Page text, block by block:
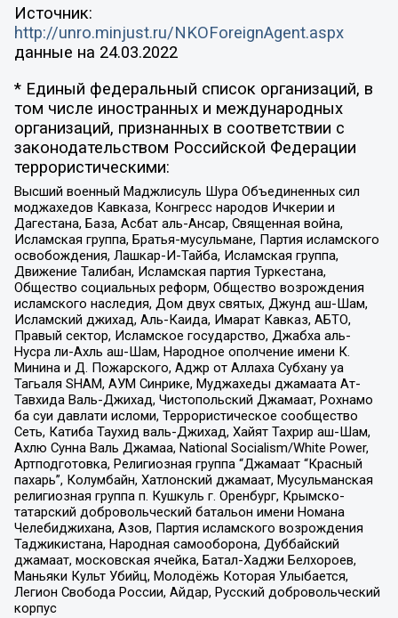
Источник:
http://unro.minjust.ru/NKOForeignAgent.aspx
данные на 24.03.2022
* Единый федеральный список организаций, в
том числе иностранных и международных
организаций, признанных в соответствии с
законодательством Российской Федерации
террористическими:
Высший военный Маджлисуль Шура Объединенных сил
моджахедов Кавказа, Конгресс народов Ичкерии и
Дагестана, База, Асбат аль-Ансар, Священная война,
Исламская группа, Братья-мусульмане, Партия исламского
освобождения, Лашкар-И-Тайба, Исламская группа,
Движение Талибан, Исламская партия Туркестана,
Общество социальных реформ, Общество возрождения
исламского наследия, Дом двух святых, Джунд аш-Шам,
Исламский джихад, Аль-Каида, Имарат Кавказ, АБТО,
Правый сектор, Исламское государство, Джабха аль-
Нусра ли-Ахль аш-Шам, Народное ополчение имени К.
Минина и Д. Пожарского, Аджр от Аллаха Субхану уа
Тагьаля SHAM, АУМ Синрике, Муджахеды джамаата Ат-
Тавхида Валь-Джихад, Чистопольский Джамаат, Рохнамо
ба суи давлати исломи, Террористическое сообщество
Сеть, Катиба Таухид валь-Джихад, Хайят Тахрир аш-Шам,
Ахлю Сунна Валь Джамаа, National Socialism/White Power,
Артподготовка, Религиозная группа “Джамаат “Красный
пахарь”, Колумбайн, Хатлонский джамаат, Мусульманская
религиозная группа п. Кушкуль г. Оренбург, Крымско-
татарский добровольческий батальон имени Номана
Челебиджихана, Азов, Партия исламского возрождения
Таджикистана, Народная самооборона, Дуббайский
джамаат, московская ячейка, Батал-Хаджи Белхороев,
Маньяки Культ Убийц, Молодёжь Которая Улыбается,
Легион Свобода России, Айдар, Русский добровольческий
корпус